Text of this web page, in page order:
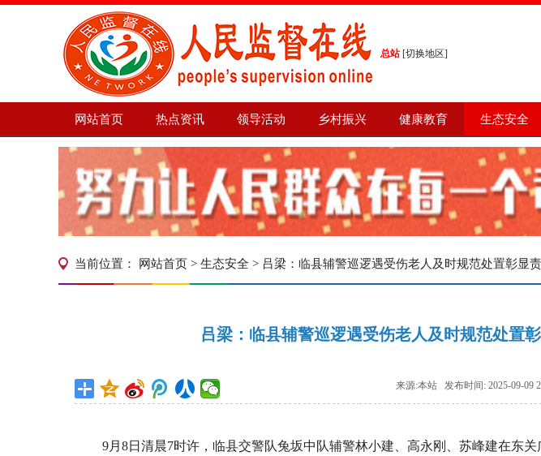
总站[切换地区]
网站首页 热点资讯 领导活动 乡村振兴 健康教育 生态安全
当前位置： 网站首页 > 生态安全 > 吕梁：临县辅警巡逻遇受伤老人及时规范处置彰显
吕梁：临县辅警巡逻遇受伤老人及时规范处置
来源:本站 发布时间: 2025-09-09
9月8日清晨7时许，临县交警队兔坂中队辅警林小建、高永刚、苏峰建在东关